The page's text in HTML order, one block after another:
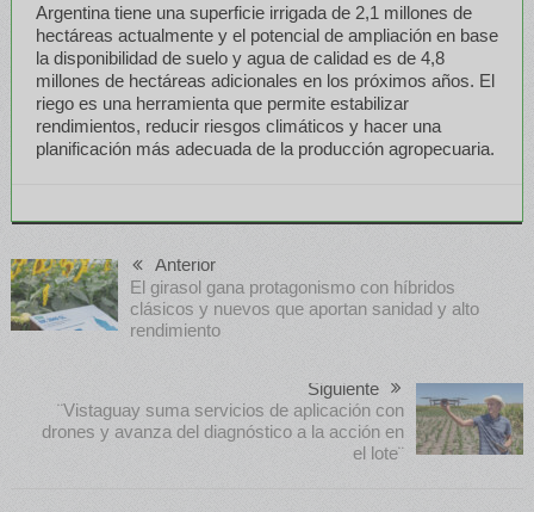
Argentina tiene una superficie irrigada de 2,1 millones de
hectáreas actualmente y el potencial de ampliación en base
la disponibilidad de suelo y agua de calidad es de 4,8
millones de hectáreas adicionales en los próximos años. El
riego es una herramienta que permite estabilizar
rendimientos, reducir riesgos climáticos y hacer una
planificación más adecuada de la producción agropecuaria.
Anterior
El girasol gana protagonismo con híbridos
clásicos y nuevos que aportan sanidad y alto
rendimiento
Siguiente
¨Vistaguay suma servicios de aplicación con
drones y avanza del diagnóstico a la acción en
el lote¨